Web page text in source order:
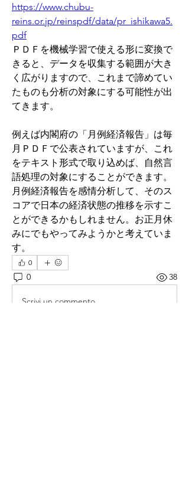
https://www.chubu-
reins.or.jp/reinspdf/data/pr_ishikawa5.
pdf
ＰＤＦを機械学習で使える形に変換で
きると、データを収集する範囲が大き
く広がりますので、これまで諦めてい
たものも分析の対象にする可能性が出
てきます。
例えば内閣府の「月例経済報告」は毎
月ＰＤＦで公表されていますが、これ
をテキスト形式で取り込めば、自然言
語処理の対象にすることができます。
月例経済報告を感情分析して、そのス
コアで日本の経済状態の推移を示すこ
とができるかもしれません。お正月休
みにでもやってみようかと考えていま
す。
0
0 38
Scrivi un commento...